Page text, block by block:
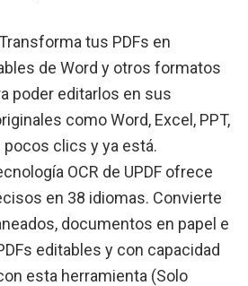
Transforma tus PDFs en
de Word y otros formatos
poder editarlos en sus
como Word, Excel, PPT,
pocos clics y ya está.
OCR de UPDF ofrece
en 38 idiomas. Convierte
documentos en papel e
editables y con capacidad
esta herramienta (Solo